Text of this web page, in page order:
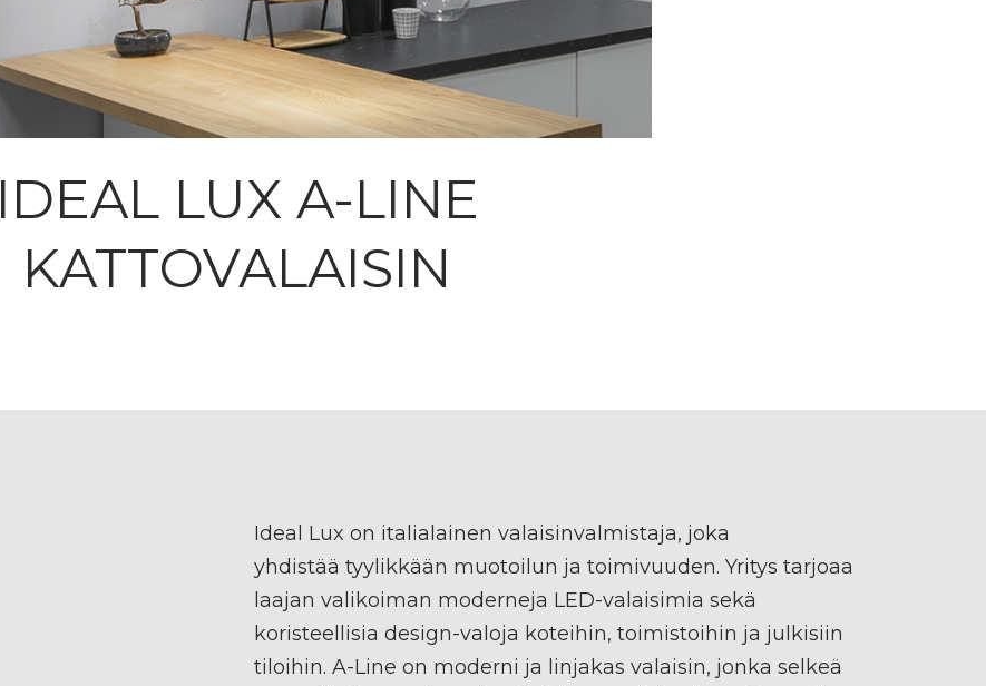
IDEAL LUX A-LINE
KATTOVALAISIN
Ideal Lux on italialainen valaisinvalmistaja, joka
yhdistää tyylikkään muotoilun ja toimivuuden. Yritys tarjoaa
laajan valikoiman moderneja LED-valaisimia sekä
koristeellisia design-valoja koteihin, toimistoihin ja julkisiin
tiloihin. A-Line on moderni ja linjakas valaisin, jonka selkeä